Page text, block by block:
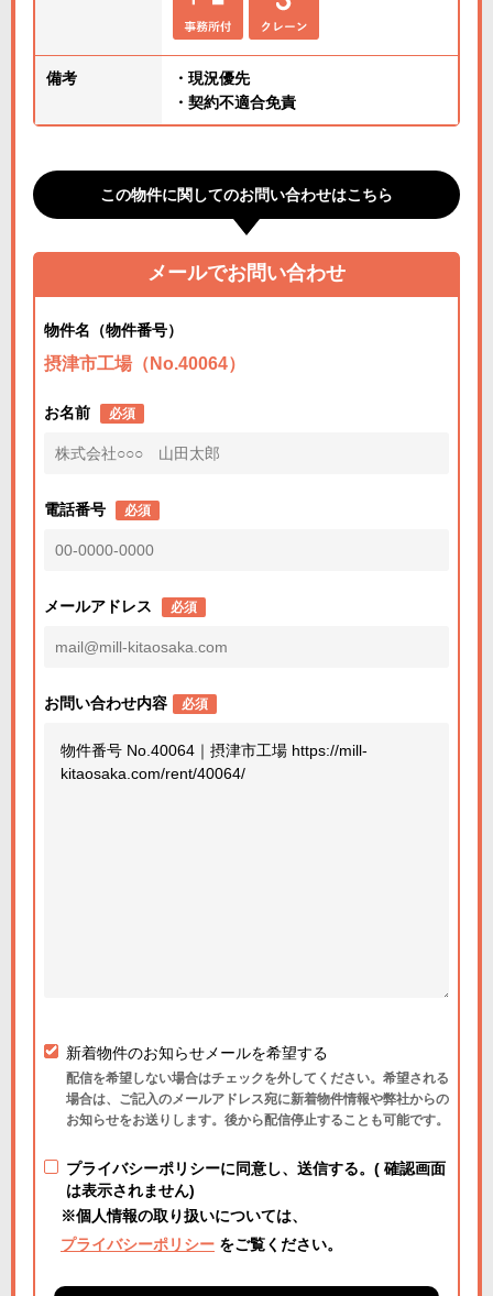
備考
・現況優先
・契約不適合免責
この物件に関してのお問い合わせはこちら
メールでお問い合わせ
物件名（物件番号）
摂津市工場（No.40064）
お名前 必須
電話番号 必須
メールアドレス 必須
お問い合わせ内容 必須
新着物件のお知らせメールを希望する
配信を希望しない場合はチェックを外してください。希望される
場合は、ご記入のメールアドレス宛に新着物件情報や弊社からの
お知らせをお送りします。後から配信停止することも可能です。
プライバシーポリシーに同意し、送信する。( 確認画面
は表示されません)
※個人情報の取り扱いについては、
プライバシーポリシー をご覧ください。